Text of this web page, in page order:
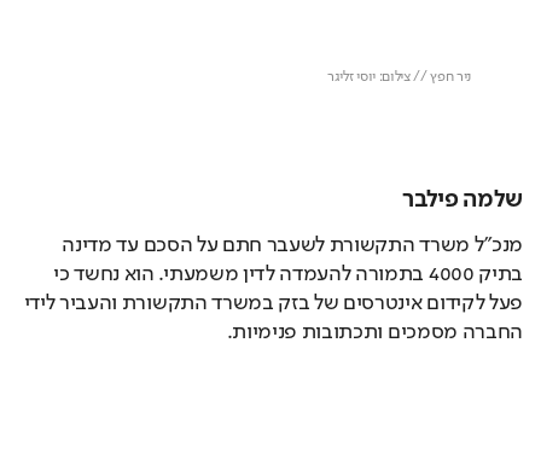
                ניר חפץ // צילום: יוסי זליגר
שלמה פילבר
מנכ"ל משרד התקשורת לשעבר חתם על הסכם עד מדינה
בתיק 4000 בתמורה להעמדה לדין משמעתי. הוא נחשד כי
פעל לקידום אינטרסים של בזק במשרד התקשורת והעביר לידי
החברה מסמכים ותכתובות פנימיות.